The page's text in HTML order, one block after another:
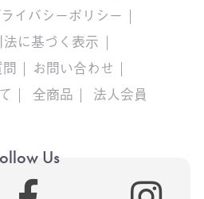
イバシーポリシー
に基づく表示
お問い合わせ
全商品 法人会員
Us